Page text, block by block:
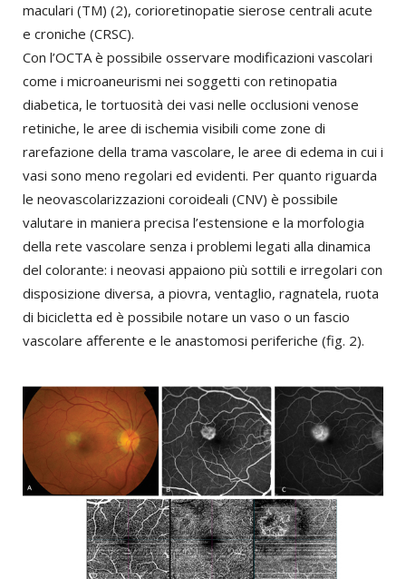
maculari (TM) (2), corioretinopatie sierose centrali acute
e croniche (CRSC).
Con l’OCTA è possibile osservare modificazioni vascolari
come i microaneurismi nei soggetti con retinopatia
diabetica, le tortuosità dei vasi nelle occlusioni venose
retiniche, le aree di ischemia visibili come zone di
rarefazione della trama vascolare, le aree di edema in cui i
vasi sono meno regolari ed evidenti. Per quanto riguarda
le neovascolarizzazioni coroideali (CNV) è possibile
valutare in maniera precisa l’estensione e la morfologia
della rete vascolare senza i problemi legati alla dinamica
del colorante: i neovasi appaiono più sottili e irregolari con
disposizione diversa, a piovra, ventaglio, ragnatela, ruota
di bicicletta ed è possibile notare un vaso o un fascio
vascolare afferente e le anastomosi periferiche (fig. 2).